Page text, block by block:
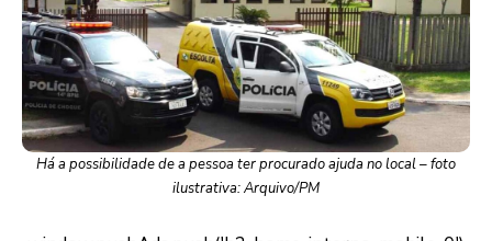
Há a possibilidade de a pessoa ter procurado ajuda no local – foto
ilustrativa: Arquivo/PM